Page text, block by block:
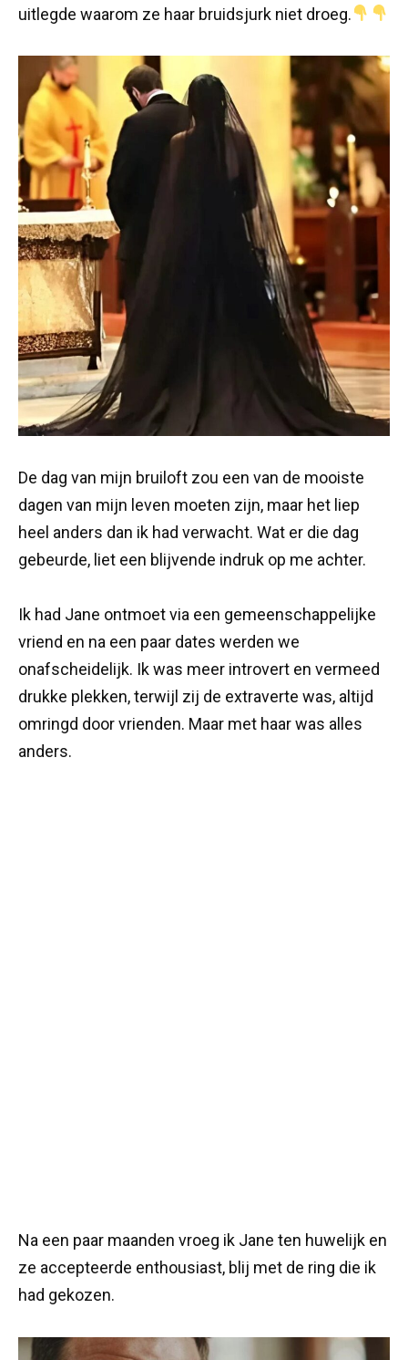
uitlegde waarom ze haar bruidsjurk niet droeg.
De dag van mijn bruiloft zou een van de mooiste
dagen van mijn leven moeten zijn, maar het liep
heel anders dan ik had verwacht. Wat er die dag
gebeurde, liet een blijvende indruk op me achter.
Ik had Jane ontmoet via een gemeenschappelijke
vriend en na een paar dates werden we
onafscheidelijk. Ik was meer introvert en vermeed
drukke plekken, terwijl zij de extraverte was, altijd
omringd door vrienden. Maar met haar was alles
anders.
Na een paar maanden vroeg ik Jane ten huwelijk en
ze accepteerde enthousiast, blij met de ring die ik
had gekozen.